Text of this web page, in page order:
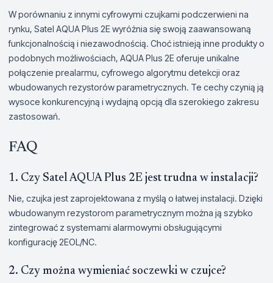
W porównaniu z innymi cyfrowymi czujkami podczerwieni na
rynku, Satel AQUA Plus 2E wyróżnia się swoją zaawansowaną
funkcjonalnością i niezawodnością. Choć istnieją inne produkty o
podobnych możliwościach, AQUA Plus 2E oferuje unikalne
połączenie prealarmu, cyfrowego algorytmu detekcji oraz
wbudowanych rezystorów parametrycznych. Te cechy czynią ją
wysoce konkurencyjną i wydajną opcją dla szerokiego zakresu
zastosowań.
FAQ
1. Czy Satel AQUA Plus 2E jest trudna w instalacji?
Nie, czujka jest zaprojektowana z myślą o łatwej instalacji. Dzięki
wbudowanym rezystorom parametrycznym można ją szybko
zintegrować z systemami alarmowymi obsługującymi
konfigurację 2EOL/NC.
2. Czy można wymieniać soczewki w czujce?